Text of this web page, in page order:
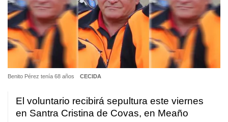
Benito Pérez tenía 68 años CECIDA
El voluntario recibirá sepultura este viernes
en Santra Cristina de Covas, en Meaño